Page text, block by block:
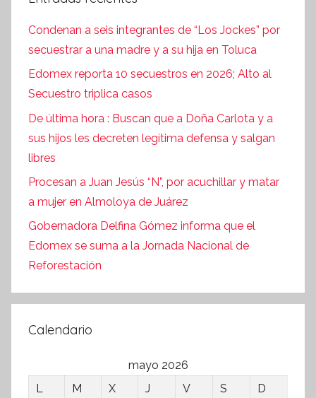
Condenan a seis integrantes de “Los Jockes” por
secuestrar a una madre y a su hija en Toluca
Edomex reporta 10 secuestros en 2026; Alto al
Secuestro triplica casos
De última hora : Buscan que a Doña Carlota y a
sus hijos les decreten legítima defensa y salgan
libres
Procesan a Juan Jesús “N”, por acuchillar y matar
a mujer en Almoloya de Juárez
Gobernadora Delfina Gómez informa que el
Edomex se suma a la Jornada Nacional de
Reforestación
Calendario
mayo 2026
L
M X J V S
D